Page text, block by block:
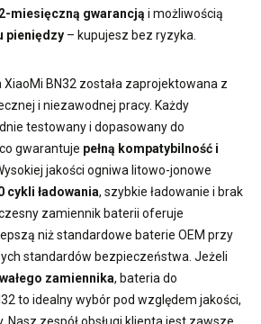
miesięczną gwarancją i możliwością
pieniędzy – kupujesz bez ryzyka.
BN32 została zaprojektowana z
i niezawodnej pracy. Każdy
testowany i dopasowany do
gwarantuje pełną kompatybilność i
jakości ogniwa litowo-jonowe
cykli ładowania, szybkie ładowanie i brak
zamiennik baterii oferuje
niż standardowe baterie OEM przy
standardów bezpieczeństwa. Jeżeli
zamiennika, bateria do
to idealny wybór pod względem jakości,
Nasz zespół obsługi klienta jest zawsze